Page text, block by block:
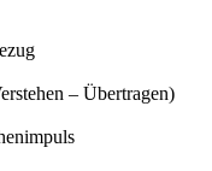
– Übertragen)